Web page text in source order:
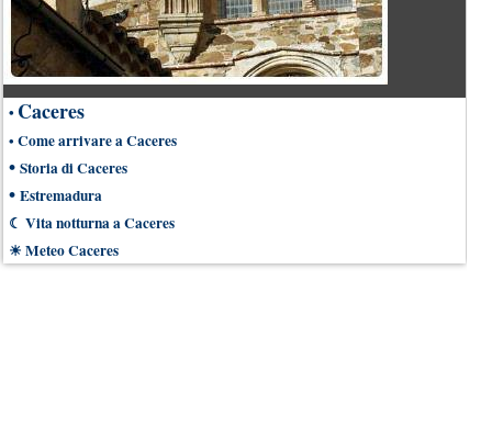
• Caceres
• Come arrivare a Caceres
• Storia di Caceres
• Estremadura
☾ Vita notturna a Caceres
☀ Meteo Caceres